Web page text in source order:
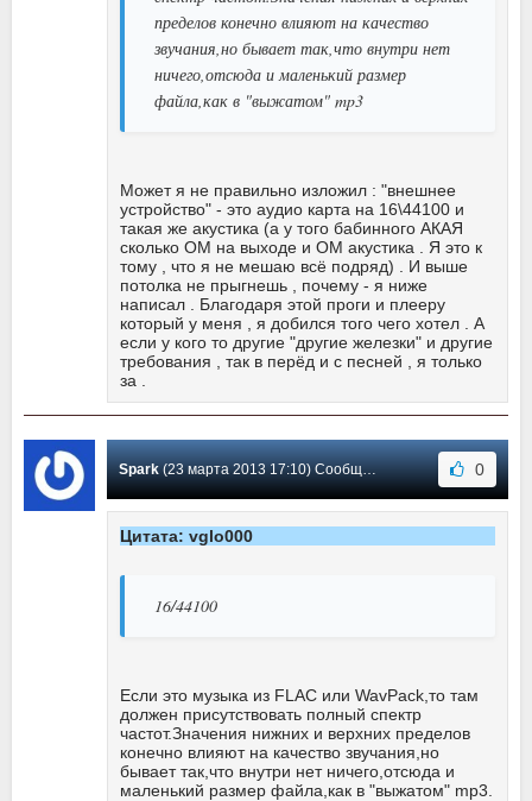
пределов конечно влияют на качество
звучания,но бывает так,что внутри нет
ничего,отсюда и маленький размер
файла,как в "выжатом" mp3
Может я не правильно изложил : "внешнее
устройство" - это аудио карта на 16\44100 и
такая же акустика (а у того бабинного АКАЯ
сколько ОМ на выходе и ОМ акустика . Я это к
тому , что я не мешаю всё подряд) . И выше
потолка не прыгнешь , почему - я ниже
написал . Благодаря этой проги и плееру
который у меня , я добился того чего хотел . А
если у кого то другие "другие железки" и другие
требования , так в перёд и с песней , я только
за .
Spark(23 марта 2013 17:10) Сообщение #54 0
Цитата: vglo000
16/44100
Если это музыка из FLAC или WavPack,то там
должен присутствовать полный спектр
частот.Значения нижних и верхних пределов
конечно влияют на качество звучания,но
бывает так,что внутри нет ничего,отсюда и
маленький размер файла,как в "выжатом" mp3.